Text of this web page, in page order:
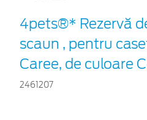
4pets®* Rezervă
scaun , pentru
Caree, de culoare
2461207